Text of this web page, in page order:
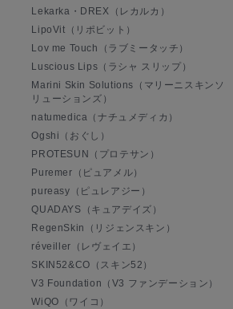
Lekarka・DREX（レカルカ）
LipoVit（リポビット）
Lov me Touch（ラブミータッチ）
Luscious Lips（ラシャ スリップ）
Marini Skin Solutions（マリーニスキンソ
リューションズ）
natumedica（ナチュメディカ）
Ogshi（おぐし）
PROTESUN（プロテサン）
Puremer（ピュアメル）
pureasy（ピュレアジー）
QUADAYS（キュアデイズ）
RegenSkin（リジェンスキン）
réveiller（レヴェイエ）
SKIN52&CO（スキン52）
V3 Foundation（V3 ファンデーション）
WiQO（ワイコ）